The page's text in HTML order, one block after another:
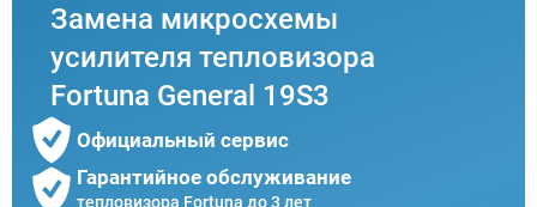
Замена микросхемы
усилителя тепловизора
Fortuna General 19S3
Официальный сервис
Гарантийное обслуживание
тепловизора Fortuna до 3 лет